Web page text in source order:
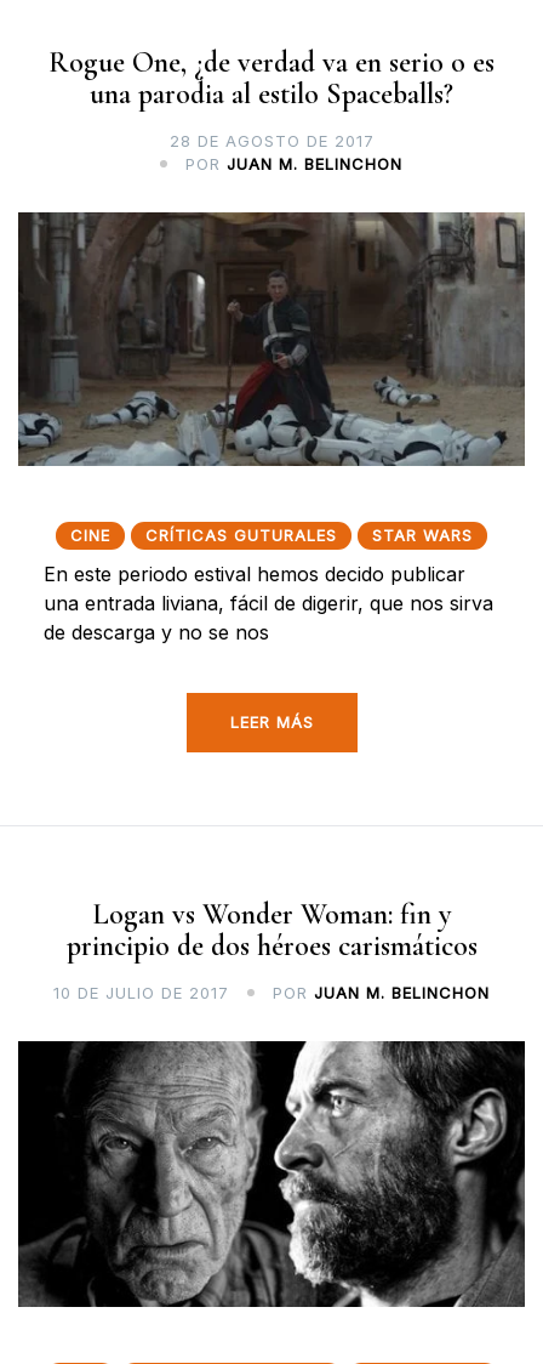
Rogue One, ¿de verdad va en serio o es
una parodia al estilo Spaceballs?
28 DE AGOSTO DE 2017
POR JUAN M. BELINCHON
CINE CRÍTICAS GUTURALES STAR WARS
En este periodo estival hemos decido publicar
una entrada liviana, fácil de digerir, que nos sirva
de descarga y no se nos
LEER MÁS
Logan vs Wonder Woman: fin y
principio de dos héroes carismáticos
10 DE JULIO DE 2017 POR JUAN M. BELINCHON